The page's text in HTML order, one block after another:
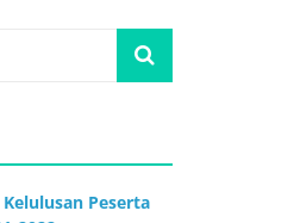
Peserta